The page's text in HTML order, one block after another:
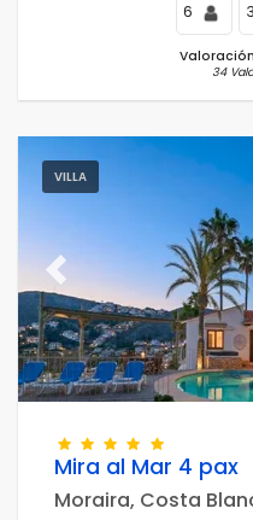
6 3
34
VILLA
Previous
Mira al Mar 4 pax
Moraira, Costa